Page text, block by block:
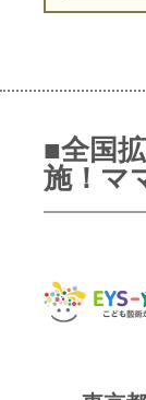
■全国
施！マ